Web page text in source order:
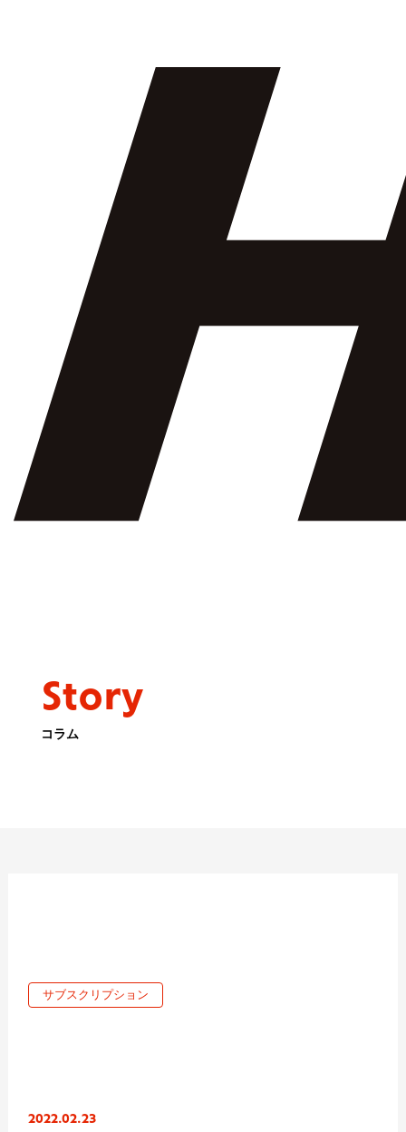
Story
コラム
サブスクリプション
2022.02.23